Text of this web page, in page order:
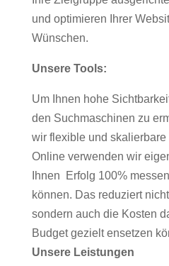
und optimieren Ihrer
Wünschen.
Unsere Tools:
Um Ihnen hohe
den Suchmaschinen zu
wir flexible und skalierbare
Online verwenden wir
Ihnen Erfolg 100%
können. Das reduziert
sondern auch die Kosten
Budget gezielt ensetzen
Unsere Leistungen